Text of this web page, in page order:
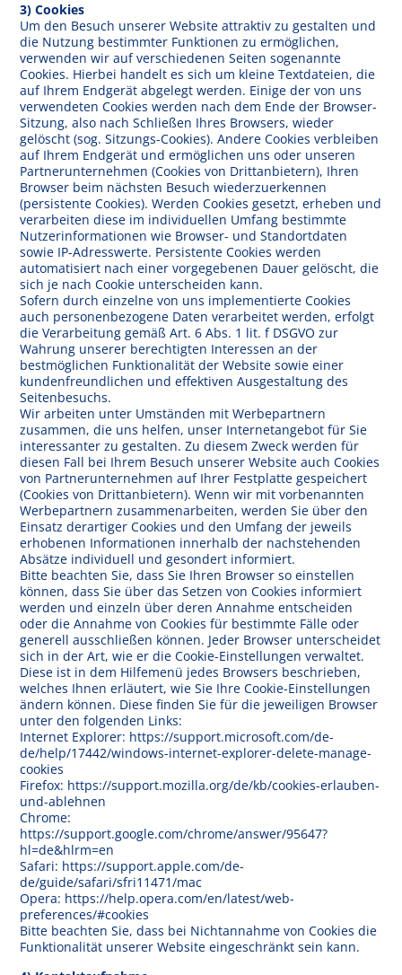
3) Cookies
Um den Besuch unserer Website attraktiv zu gestalten und
die Nutzung bestimmter Funktionen zu ermöglichen,
verwenden wir auf verschiedenen Seiten sogenannte
Cookies. Hierbei handelt es sich um kleine Textdateien, die
auf Ihrem Endgerät abgelegt werden. Einige der von uns
verwendeten Cookies werden nach dem Ende der Browser-
Sitzung, also nach Schließen Ihres Browsers, wieder
gelöscht (sog. Sitzungs-Cookies). Andere Cookies verbleiben
auf Ihrem Endgerät und ermöglichen uns oder unseren
Partnerunternehmen (Cookies von Drittanbietern), Ihren
Browser beim nächsten Besuch wiederzuerkennen
(persistente Cookies). Werden Cookies gesetzt, erheben und
verarbeiten diese im individuellen Umfang bestimmte
Nutzerinformationen wie Browser- und Standortdaten
sowie IP-Adresswerte. Persistente Cookies werden
automatisiert nach einer vorgegebenen Dauer gelöscht, die
sich je nach Cookie unterscheiden kann.
Sofern durch einzelne von uns implementierte Cookies
auch personenbezogene Daten verarbeitet werden, erfolgt
die Verarbeitung gemäß Art. 6 Abs. 1 lit. f DSGVO zur
Wahrung unserer berechtigten Interessen an der
bestmöglichen Funktionalität der Website sowie einer
kundenfreundlichen und effektiven Ausgestaltung des
Seitenbesuchs.
Wir arbeiten unter Umständen mit Werbepartnern
zusammen, die uns helfen, unser Internetangebot für Sie
interessanter zu gestalten. Zu diesem Zweck werden für
diesen Fall bei Ihrem Besuch unserer Website auch Cookies
von Partnerunternehmen auf Ihrer Festplatte gespeichert
(Cookies von Drittanbietern). Wenn wir mit vorbenannten
Werbepartnern zusammenarbeiten, werden Sie über den
Einsatz derartiger Cookies und den Umfang der jeweils
erhobenen Informationen innerhalb der nachstehenden
Absätze individuell und gesondert informiert.
Bitte beachten Sie, dass Sie Ihren Browser so einstellen
können, dass Sie über das Setzen von Cookies informiert
werden und einzeln über deren Annahme entscheiden
oder die Annahme von Cookies für bestimmte Fälle oder
generell ausschließen können. Jeder Browser unterscheidet
sich in der Art, wie er die Cookie-Einstellungen verwaltet.
Diese ist in dem Hilfemenü jedes Browsers beschrieben,
welches Ihnen erläutert, wie Sie Ihre Cookie-Einstellungen
ändern können. Diese finden Sie für die jeweiligen Browser
unter den folgenden Links:
Internet Explorer: https://support.microsoft.com/de-
de/help/17442/windows-internet-explorer-delete-manage-
cookies
Firefox: https://support.mozilla.org/de/kb/cookies-erlauben-
und-ablehnen
Chrome:
https://support.google.com/chrome/answer/95647?
hl=de&hlrm=en
Safari: https://support.apple.com/de-
de/guide/safari/sfri11471/mac
Opera: https://help.opera.com/en/latest/web-
preferences/#cookies
Bitte beachten Sie, dass bei Nichtannahme von Cookies die
Funktionalität unserer Website eingeschränkt sein kann.